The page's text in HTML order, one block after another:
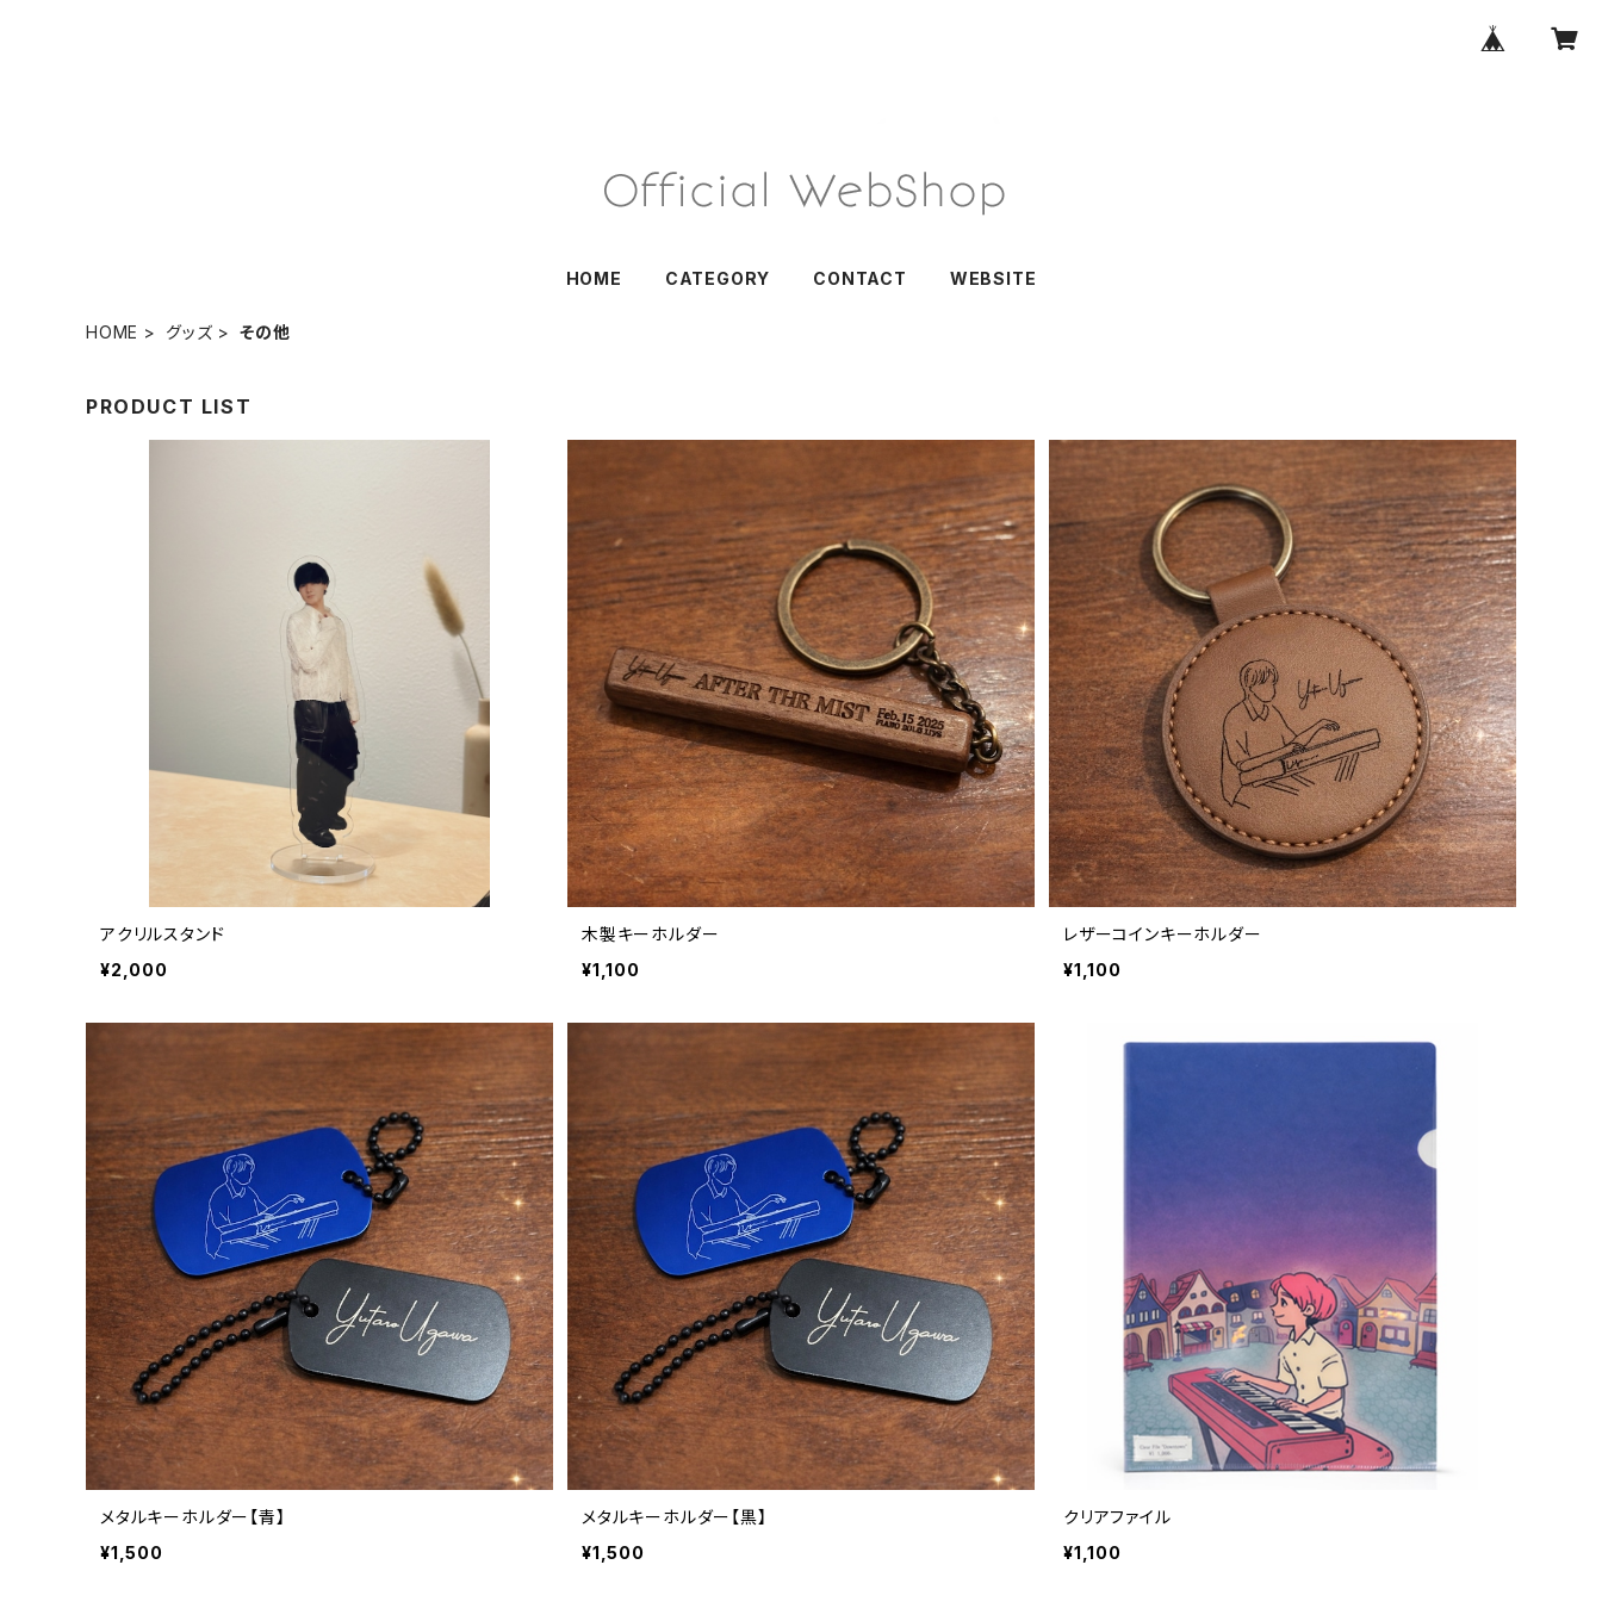
HOME CATEGORY CONTACT WEBSITE
HOME グッズ その他
PRODUCT LIST
アクリルスタンド
¥2,000
木製キーホルダー
¥1,100
レザーコインキーホルダー
¥1,100
メタルキーホルダー【青】
¥1,500
メタルキーホルダー【黒】
¥1,500
クリアファイル
¥1,100